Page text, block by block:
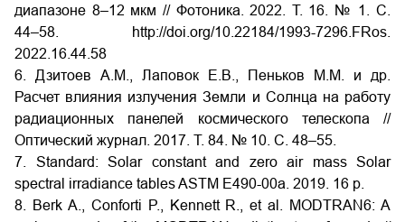
диапазоне 8–12 мкм // Фотоника. 2022. Т. 16. № 1. С.
44–58. http://doi.org/10.22184/1993-7296.FRos.
2022.16.44.58
6. Дзитоев А.М., Лаповок Е.В., Пеньков М.М. и др.
Расчет влияния излучения Земли и Солнца на работу
радиационных панелей космического телескопа //
Оптический журнал. 2017. Т. 84. № 10. С. 48–55.
7. Standard: Solar constant and zero air mass Solar
spectral irradiance tables ASTM E490-00a. 2019. 16 p.
8. Berk A., Conforti P., Kennett R., et al. MODTRAN6: A